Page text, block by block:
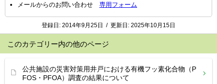
メールからのお問い合わせ 専用フォーム
登録日: 2014年9月25日 / 更新日: 2025年10月15日
このカテゴリー内の他のページ
公共施設の災害対策用井戸における有機フッ素化合物（P
FOS・PFOA）調査の結果について